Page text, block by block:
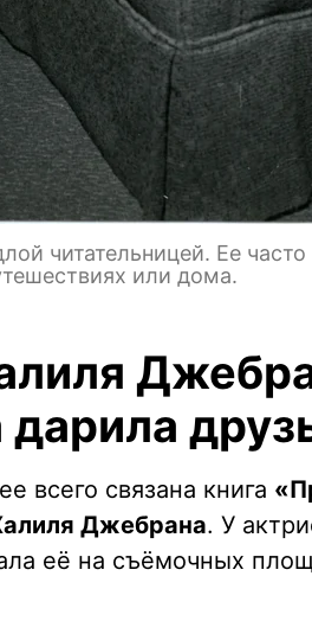
читательницей. Ее часто
или дома.
дарила
всего связана книга
Джебрана. У
её на съёмочных